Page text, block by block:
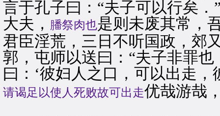
言于孔子曰：“夫子可以行矣
大夫，
膰祭肉也是则未废其常，
君臣淫荒，三日不听国政，郊
郭，屯师以送曰：“夫子非罪
曰：‘彼妇人之口，可以出走
请谒足以使人死败故可出走优哉游哉